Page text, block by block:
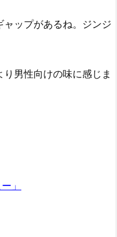
ップがあるね。ジンジ
男性向けの味に感じま
」